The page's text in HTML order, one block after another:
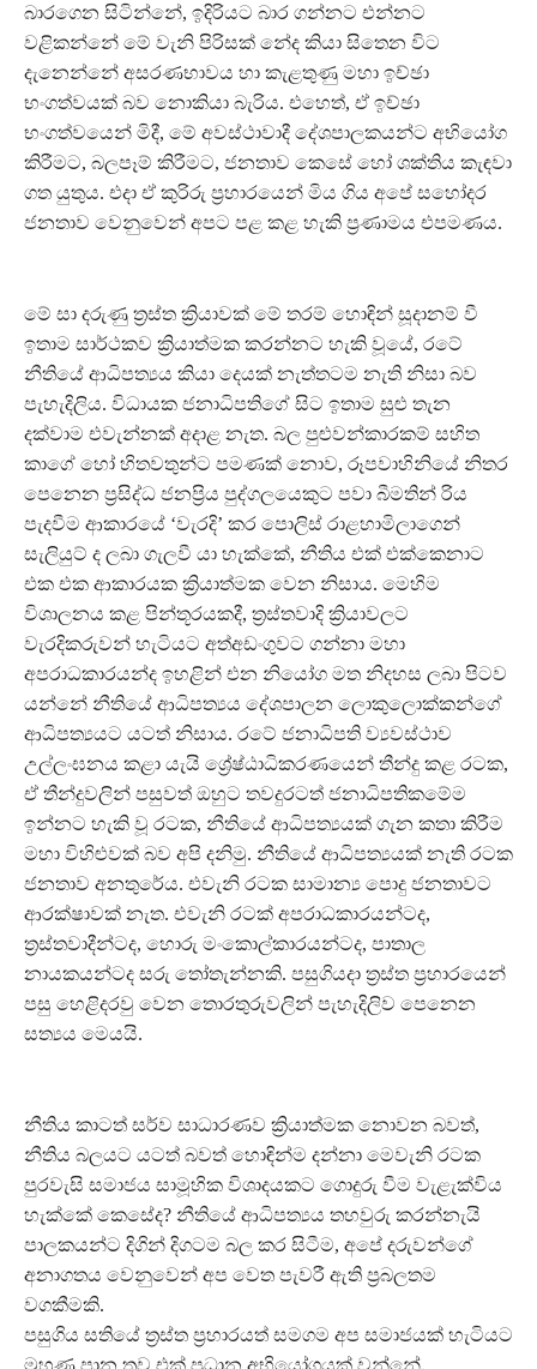
බාරගෙන සිටින්නේ, ඉදිරියට බාර ගන්නට එන්නට
වළිකන්නේ මේ වැනි පිරිසක් නේද කියා සිතෙන විට
දැනෙන්නේ අසරණභාවය හා කැළතුණු මහා ඉච්ඡා
භංගත්වයක් බව නොකියා බැරිය. එහෙත්, ඒ ඉච්ඡා
භංගත්වයෙන් මිදී, මේ අවස්ථාවාදී දේශපාලකයන්ට අභියෝග
කිරීමට, බලපෑම් කිරීමට, ජනතාව කෙසේ හෝ ශක්තිය කැඳවා
ගත යුතුය. එදා ඒ කුරිරු ප්‍රහාරයෙන් මිය ගිය අපේ සහෝදර
ජනතාව වෙනුවෙන් අපට පළ කළ හැකි ප්‍රණාමය එපමණය.
මේ සා දරුණු ත්‍රස්ත ක්‍රියාවක් මේ තරම් හොඳින් සූදානම් වී
ඉතාම සාර්ථකව ක්‍රියාත්මක කරන්නට හැකි වූයේ, රටේ
නීතියේ ආධිපත්‍යය කියා දෙයක් නැත්තටම නැති නිසා බව
පැහැදිලිය. විධායක ජනාධිපතිගේ සිට ඉතාම සුළු තැන
දක්වාම එවැන්නක් අදාළ නැත. බල පුළුවන්කාරකම් සහිත
කාගේ හෝ හිතවතුන්ට පමණක් නොව, රූපවාහිනියේ නිතර
පෙනෙන ප්‍රසිද්ධ ජනප්‍රිය පුද්ගලයෙකුට පවා බීමතින් රිය
පැදවීම ආකාරයේ ‘වැරදි’ කර පොලිස් රාළහාමිලාගෙන්
සැලියුට් ද ලබා ගැලවී යා හැක්කේ, නීතිය එක් එක්කෙනාට
එක එක ආකාරයක ක්‍රියාත්මක වෙන නිසාය. මෙහිම
විශාලනය කළ පින්තූරයකදී, ත්‍රස්තවාදි ක්‍රියාවලට
වැරදිකරුවන් හැටියට අත්අඩංගුවට ගන්නා මහා
අපරාධකාරයන්ද ඉහළින් එන නියෝග මත නිදහස ලබා පිටව
යන්නේ නීතියේ ආධිපත්‍යය දේශපාලන ලොකුලොක්කන්ගේ
ආධිපත්‍යයට යටත් නිසාය. රටේ ජනාධිපති ව්‍යවස්ථාව
උල්ලංඝනය කළා යැයි ශ්‍රේෂ්ඨාධිකරණයෙන් තීන්දු කළ රටක,
ඒ තීන්දුවලින් පසුවත් ඔහුට තවදුරටත් ජනාධිපතිකමේම
ඉන්නට හැකි වූ රටක, නීතියේ ආධිපත්‍යයක් ගැන කතා කිරීම
මහා විහිළුවක් බව අපි දනිමු. නීතියේ ආධිපත්‍යයක් නැති රටක
ජනතාව අනතුරේය. එවැනි රටක සාමාන්‍ය පොදු ජනතාවට
ආරක්ෂාවක් නැත. එවැනි රටක් අපරාධකාරයන්ටද,
ත්‍රස්තවාදීන්ටද, හොරු මංකොල්කාරයන්ටද, පාතාල
නායකයන්ටද සරු තෝතැන්නකි. පසුගියදා ත්‍රස්ත ප්‍රහාරයෙන්
පසු හෙළිදරවු වෙන තොරතුරුවලින් පැහැදිලිව පෙනෙන
සත්‍යය මෙයයි.
නීතිය කාටත් සර්ව සාධාරණව ක්‍රියාත්මක නොවන බවත්,
නීතිය බලයට යටත් බවත් හොඳින්ම දන්නා මෙවැනි රටක
පුරවැසි සමාජය සාමූහික විශාදයකට ගොදුරු වීම වැළැක්විය
හැක්කේ කෙසේද? නීතියේ ආධිපත්‍යය තහවුරු කරන්නැයි
පාලකයන්ට දිගින් දිගටම බල කර සිටීම, අපේ දරුවන්ගේ
අනාගතය වෙනුවෙන් අප වෙත පැවරී ඇති ප්‍රබලතම
වගකීමකි.
පසුගිය සතියේ ත්‍රස්ත ප්‍රහාරයත් සමගම අප සමාජයක් හැටියට
මුහුණ පාන තව එක් ප්‍රධාන අභියෝගයක් වන්නේ,